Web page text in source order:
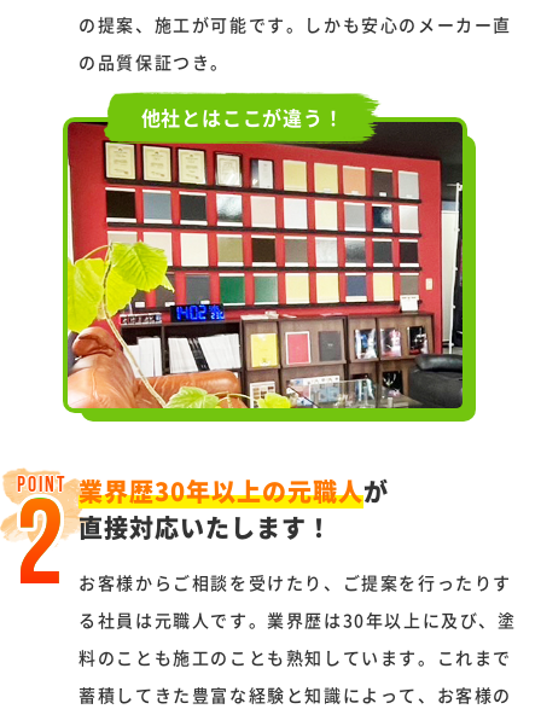
の提案、施工が可能です。しかも安心のメーカー直
の品質保証つき。
他社とはここが違う！
POINT
2
業界歴30年以上の元職人が
直接対応いたします！
お客様からご相談を受けたり、ご提案を行ったりす
る社員は元職人です。業界歴は30年以上に及び、塗
料のことも施工のことも熟知しています。これまで
蓄積してきた豊富な経験と知識によって、お客様の